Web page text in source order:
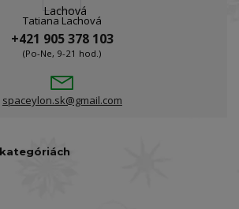
Tatiana Lachová
+421 905 378 103
(Po-Ne, 9-21 hod.)
spaceylon.sk@gmail.com